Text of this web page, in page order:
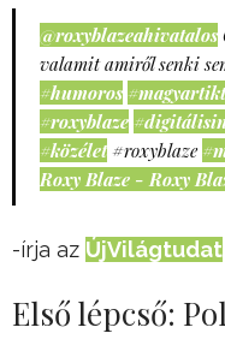
@roxyblazeahivatalos
valamit amiről senki
#humoros
#roxyblaze
#közélet #roxyblaze
Roxy Blaze - Roxy
-írja az ÚjVilágtudat
Első lépcső: